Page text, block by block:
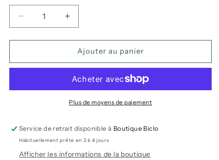
Réduire
la
quantité
Support
Insta-
Thule
Augmenter
la
quantité
Support
vélo
Insta-
Gator
Thule
Ajouter au panier
Plus de moyens de paiement
Service de retrait disponible à Boutique Biclo
Habituellement prête en 2 à 4 jours
Afficher les informations de la boutique